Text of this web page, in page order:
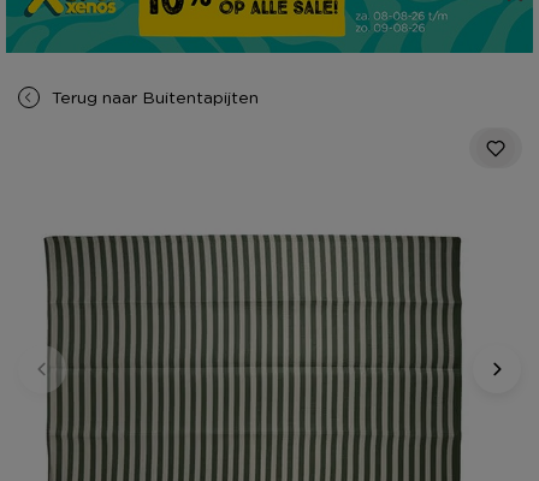
Terug naar Buitentapijten